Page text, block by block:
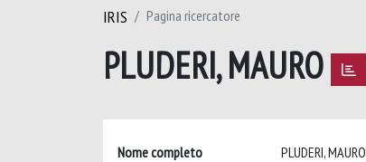
IRIS Pagina ricercatore
PLUDERI, MAURO
Nome completo PLUDERI, MAURO